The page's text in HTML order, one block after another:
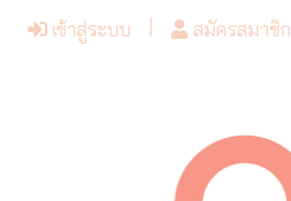
เข้าสู่ระบบ สมัครสมาชิก